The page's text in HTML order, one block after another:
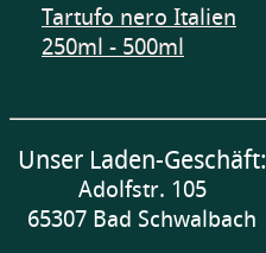
Tartufo nero Italien
250ml - 500ml
Unser Laden-Geschäft:
Adolfstr. 105
65307 Bad Schwalbach